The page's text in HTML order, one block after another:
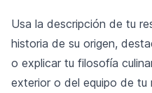
Usa la descripción de tu
historia de su origen,
o explicar tu filosofía
exterior o del equipo de tu